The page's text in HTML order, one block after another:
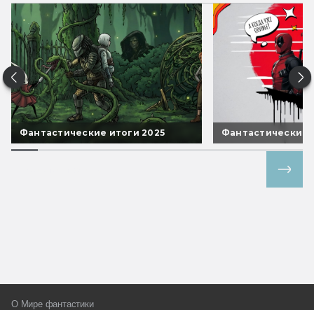
Фантастические итоги 2025 Фантастические
О Мире фантастики